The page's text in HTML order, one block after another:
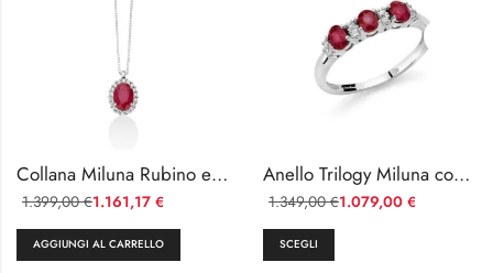
Collana Miluna Rubino e Diamanti Oro Bianco 18k
1.161,17 €
1.399,00€
AGGIUNGI AL CARRELLO
Anello Trilogy Miluna con Rubini e Diamanti Oro 750
1.079,00 €
1.349,00€
SCEGLI